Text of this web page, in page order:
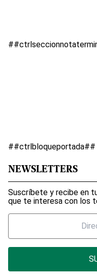
##ctrlbloqueportada##
NEWSLETTERS
Suscríbete y recibe en
que te interesa con los